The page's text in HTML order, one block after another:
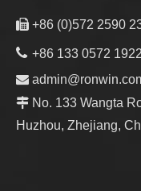
 +86 (0)572 2590
 +86 133 0572 1922

 No. 133 Wangta
Huzhou, Zhejiang,